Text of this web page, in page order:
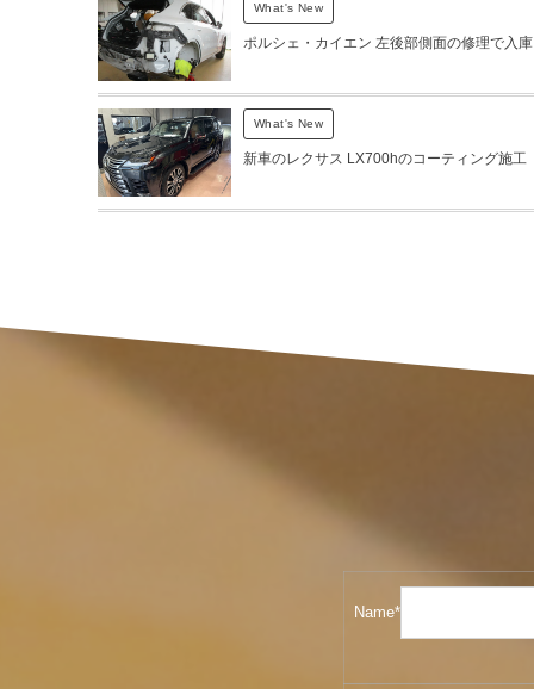
What's New
ポルシェ・カイエン 左後部側面の修理で入庫
What's New
新車のレクサス LX700hのコーティング施工
Name*